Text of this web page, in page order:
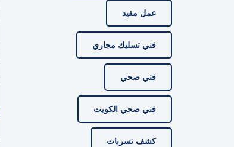
عمل مفيد
فني تسليك مجاري
فني صحي
فني صحي الكويت
كشف تسربات